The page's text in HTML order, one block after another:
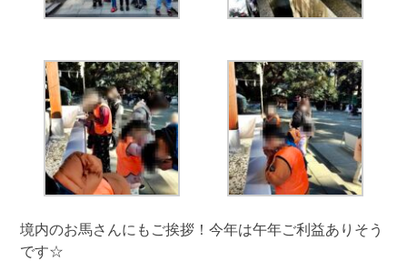
境内のお馬さんにもご挨拶！今年は午年ご利益ありそう
です☆